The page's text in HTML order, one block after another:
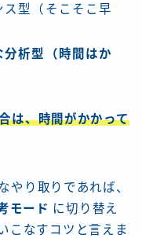
型（そこそこ早
分析型（時間はか
は、時間がかかって
やり取りであれば、
モード に切り替え
こなすコツと言えま